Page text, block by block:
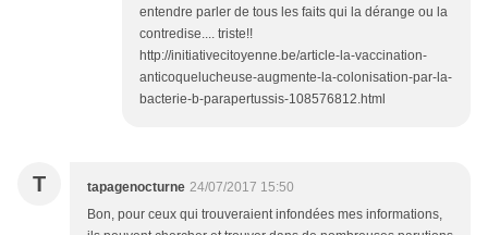
entendre parler de tous les faits qui la dérange ou la
contredise.... triste!!
http://initiativecitoyenne.be/article-la-vaccination-
anticoquelucheuse-augmente-la-colonisation-par-la-
bacterie-b-parapertussis-108576812.html
T tapagenocturne 24/07/2017 15:50
Bon, pour ceux qui trouveraient infondées mes informations,